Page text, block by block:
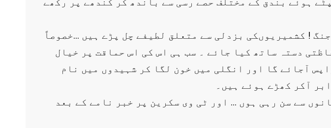
! کشمیریوںکی بزدلی سے متعلق لطیفے چل پڑے ہیں …خصوصاً
دستہ ساتھ کیا جائے ۔ سب ہی اس کی اس حماقت پر خیال
آجائے گا اور انگلی میں خون لگا کر شہیدوں میں نام
آکر کھڑے ہوئے ہیں۔
سے سن رہی ہوں … اور ٹی وی سکرین پر خبر نامے کے بعد